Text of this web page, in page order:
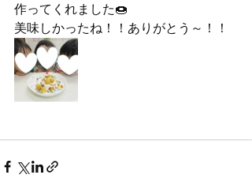
作ってくれました🍩
美味しかったね！！ありがとう～！！